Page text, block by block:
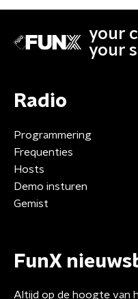
your
your
Radio
Programmering
Frequenties
Hosts
Demo insturen
Gemist
FunX
Altijd op de hoogte van